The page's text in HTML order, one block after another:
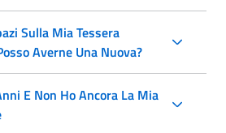
Sulla Mia Tessera
Averne Una Nuova?
E Non Ho Ancora La Mia